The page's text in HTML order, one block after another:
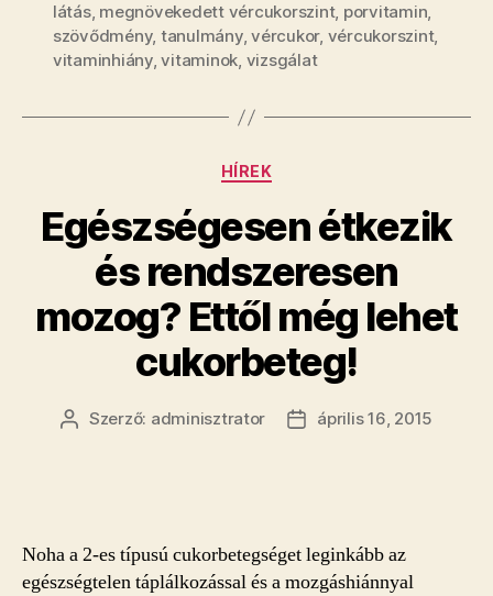
látás, megnövekedett vércukorszint, porvitamin,
szövődmény, tanulmány,vércukor, vércukorszint,
vitaminhiány,vitaminok, vizsgálat
Kategóriák
HÍREK
Egészségesen étkezik
és rendszeresen
mozog? Ettől még lehet
cukorbeteg!
Bejegyzés
Szerző: adminisztrator
Bejegyzés
április 16, 2015
Noha a 2-es típusú cukorbetegséget leginkább az
egészségtelen táplálkozással és a mozgáshiánnyal